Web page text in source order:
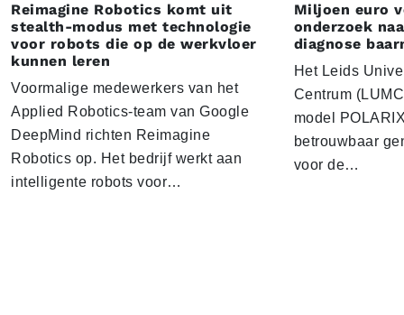
Reimagine Robotics komt uit
stealth-modus met technologie
voor robots die op de werkvloer
kunnen leren
Voormalige medewerkers van het
Applied Robotics-team van Google
DeepMind richten Reimagine
Robotics op. Het bedrijf werkt aan
intelligente robots voor…
Miljoen euro
onderzoek
diagnose
Het Leids
Centrum
model
betrouwbaar
voor de…